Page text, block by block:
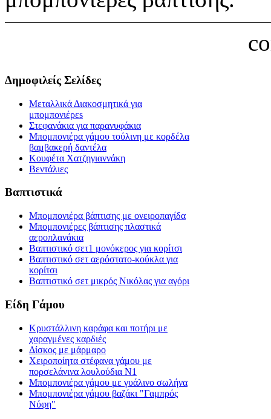
Δημοφιλείς Σελίδες
Μεταλλικά Διακοσμητικά για
μπομπονιέρεs
Στεφανάκια για παρανυφάκια
Μπομπονιέρα γάμου τούλινη με κορδέλα
βαμβακερή δαντέλα
Κουφέτα Χατζηγιαννάκη
Βεντάλιες
Βαπτιστικά
Μπομπονιέρα βάπτισης με ονειροπαγίδα
Μπομπονιέρες βάπτισης πλαστικά
αεροπλανάκια
Βαπτιστικό σετ1 μονόκερος για κορίτσι
Βαπτιστικό σετ αερόστατο-κούκλα για
κορίτσι
Βαπτιστικό σετ μικρός Νικόλας για αγόρι
Είδη Γάμου
Κρυστάλλινη καράφα και ποτήρι με
χαραγμένες καρδιές
Δίσκος με μάρμαρο
Χειροποίητα στέφανα γάμου με
πορσελάνινα λουλούδια Ν1
Μπομπονιέρα γάμου με γυάλινο σωλήνα
Μπομπονιέρα γάμου βαζάκι "Γαμπρός
Νύφη"